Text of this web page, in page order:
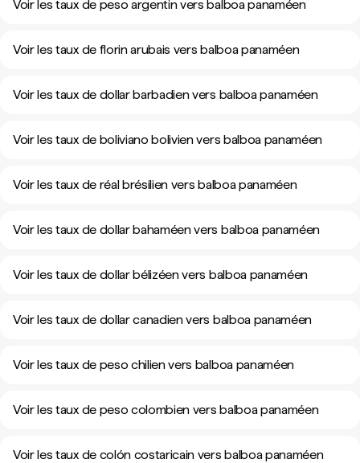
Voir les taux de peso argentin vers balboa panaméen
Voir les taux de florin arubais vers balboa panaméen
Voir les taux de dollar barbadien vers balboa panaméen
Voir les taux de boliviano bolivien vers balboa panaméen
Voir les taux de réal brésilien vers balboa panaméen
Voir les taux de dollar bahaméen vers balboa panaméen
Voir les taux de dollar bélizéen vers balboa panaméen
Voir les taux de dollar canadien vers balboa panaméen
Voir les taux de peso chilien vers balboa panaméen
Voir les taux de peso colombien vers balboa panaméen
Voir les taux de colón costaricain vers balboa panaméen